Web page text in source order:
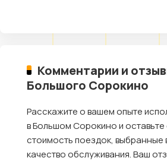
Комментарии и
Большого Сорокино
Расскажите о вашем опыте
в Большом Сорокино и оставьте
стоимость поездок, выбранные
качество обслуживания. Ваш